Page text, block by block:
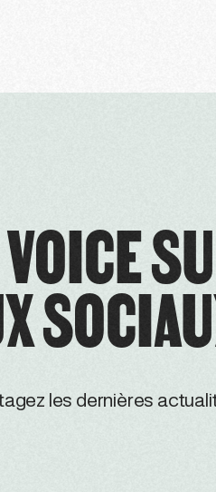
les dernières